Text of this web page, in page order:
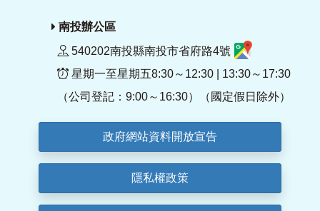
南投辦公區
540202南投縣南投市省府路4號
星期一至星期五8:30～12:30 | 13:30～17:30
（公司登記：9:00～16:30）（國定假日除外）
政府網站資料開放宣告
隱私權政策